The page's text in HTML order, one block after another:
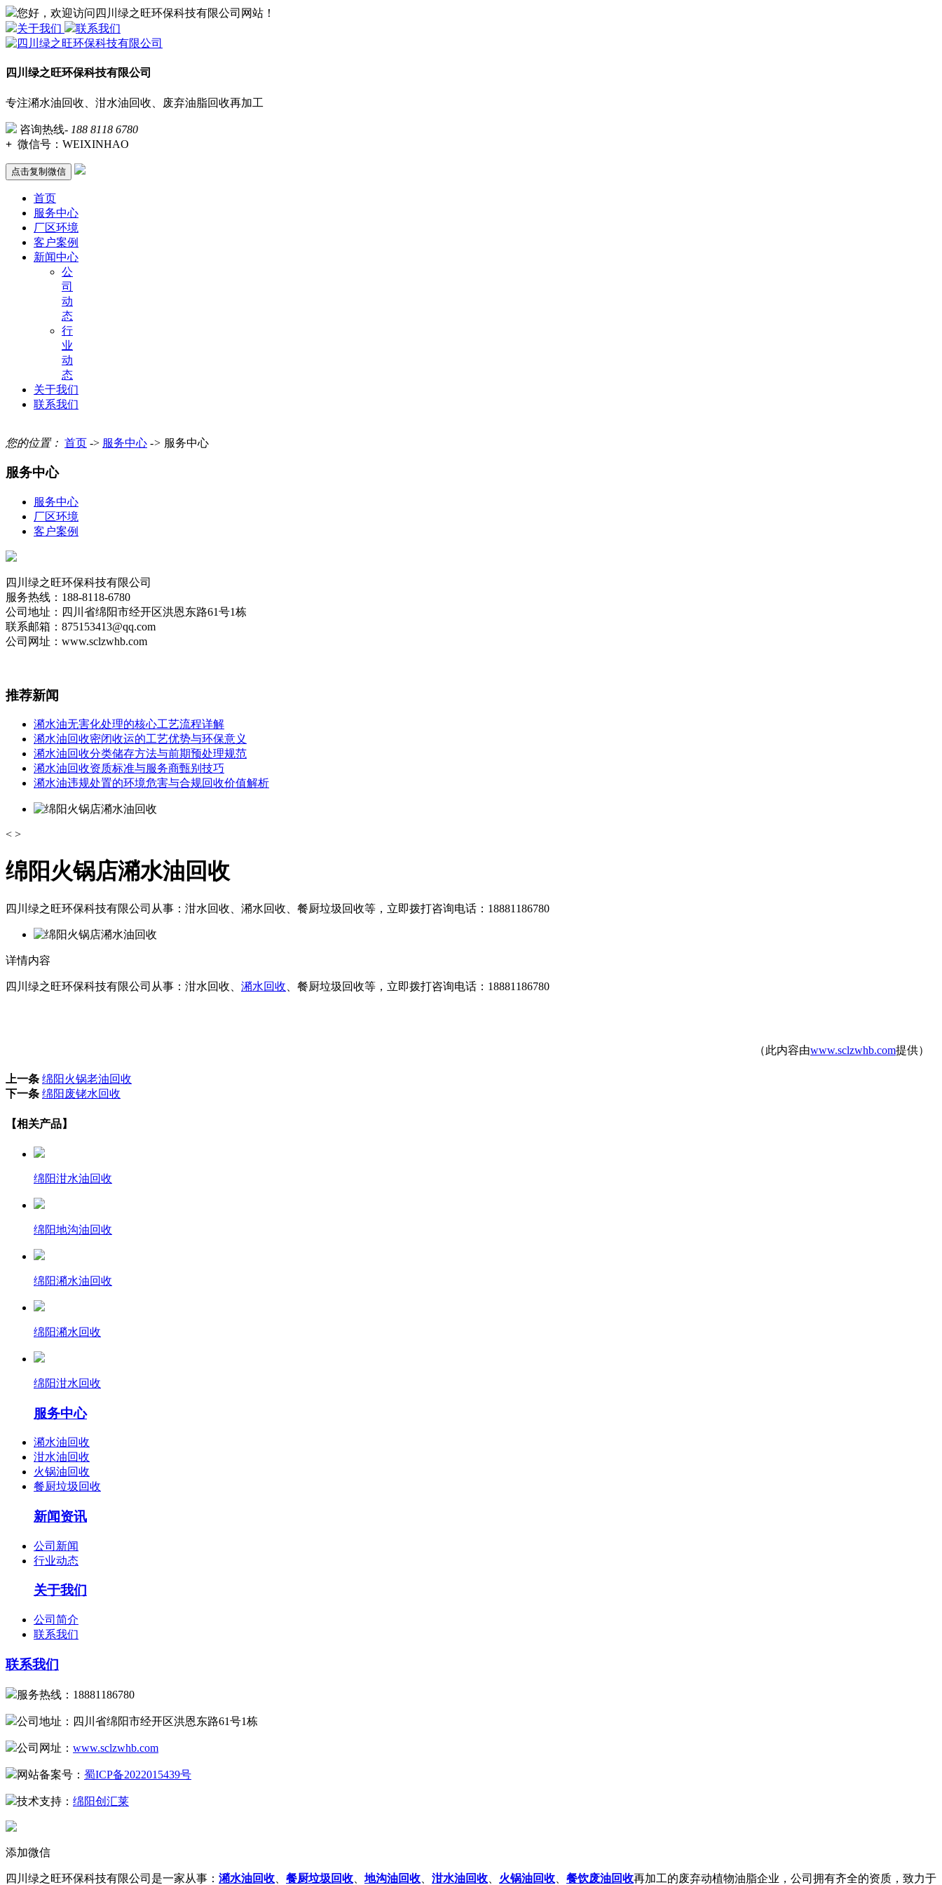
您好，欢迎访问四川绿之旺环保科技有限公司网站！
关于我们
联系我们
四川绿之旺环保科技有限公司
专注潲水油回收、泔水油回收、废弃油脂回收再加工
咨询热线- 188 8118 6780
+ 微信号： WEIXINHAO
点击复制微信
首页
服务中心
厂区环境
客户案例
新闻中心
公
司
动
态
行
业
动
态
关于我们
联系我们
您的位置： 首页 -> 服务中心 -> 服务中心
服务中心
服务中心
厂区环境
客户案例
四川绿之旺环保科技有限公司
服务热线：188-8118-6780
公司地址：四川省绵阳市经开区洪恩东路61号1栋
联系邮箱：875153413@qq.com
公司网址：www.sclzwhb.com
推荐新闻
潲水油无害化处理的核心工艺流程详解
潲水油回收密闭收运的工艺优势与环保意义
潲水油回收分类储存方法与前期预处理规范
潲水油回收资质标准与服务商甄别技巧
潲水油违规处置的环境危害与合规回收价值解析
< >
绵阳火锅店潲水油回收
四川绿之旺环保科技有限公司从事：泔水回收、潲水回收、餐厨垃圾回收等，立即拨打咨询电话：18881186780
详情内容
四川绿之旺环保科技有限公司从事：泔水回收、 潲水回收 、餐厨垃圾回收等，立即拨打咨询电话：18881186780
（此内容由www.sclzwhb.com提供）
上一条 绵阳火锅老油回收
下一条 绵阳废铑水回收
【相关产品】
绵阳泔水油回收
绵阳地沟油回收
绵阳潲水油回收
绵阳潲水回收
绵阳泔水回收
服务中心
潲水油回收
泔水油回收
火锅油回收
餐厨垃圾回收
新闻资讯
公司新闻
行业动态
关于我们
公司简介
联系我们
联系我们
服务热线：18881186780
公司地址：四川省绵阳市经开区洪恩东路61号1栋
公司网址： www.sclzwhb.com
网站备案号： 蜀ICP备2022015439号
技术支持： 绵阳创汇莱
添加微信
四川绿之旺环保科技有限公司是一家从事： 潲水油回收 餐厨垃圾回收 地沟油回收 泔水油回收 火锅油回收 餐饮废油回收再加工的废弃动植物油脂企业，公司拥有齐全的资质，致力于